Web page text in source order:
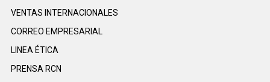
VENTAS INTERNACIONALES
CORREO EMPRESARIAL
LINEA ÉTICA
PRENSA RCN